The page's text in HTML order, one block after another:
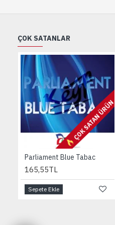
ÇOK SATANLAR
ÇOK SATAN ÜRÜN
Parliament Blue Tabac
165,55TL
Sepete Ekle